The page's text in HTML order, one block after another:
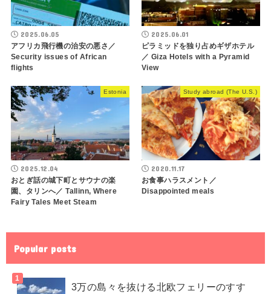
2025.06.05
アフリカ飛行機の治安の悪さ／
Security issues of African
flights
2025.06.01
ピラミッドを独り占めギザホテル
／ Giza Hotels with a Pyramid
View
Estonia
2025.12.04
おとぎ話の城下町とサウナの楽
園、タリンへ／ Tallinn, Where
Fairy Tales Meet Steam
Study abroad (The U.S.)
2020.11.17
お食事ハラスメント／
Disappointed meals
Popular posts
3万の島々を抜ける北欧フェリーのすす